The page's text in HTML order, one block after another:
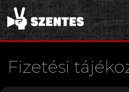
Fizetési